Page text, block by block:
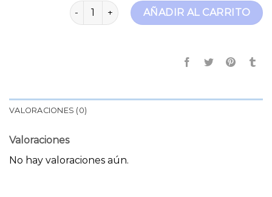
jeans frame cantidadAÑADIR AL CARRITO
VALORACIONES (0)
Valoraciones
No hay valoraciones aún.